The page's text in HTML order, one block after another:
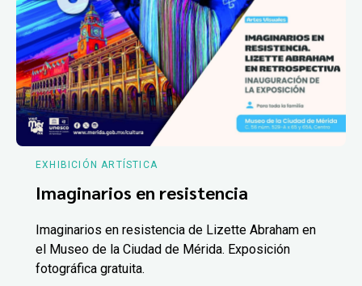
EXHIBICIÓN ARTÍSTICA
Imaginarios en resistencia
Imaginarios en resistencia de Lizette Abraham en
el Museo de la Ciudad de Mérida. Exposición
fotográfica gratuita.